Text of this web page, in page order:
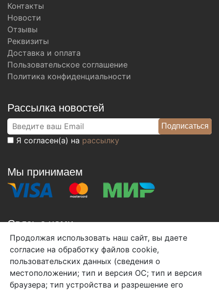
Контакты
Новости
Отзывы
Реквизиты
Доставка и оплата
Пользовательское соглашение
Политика конфиденциальности
Рассылка новостей
Я согласен(а) на рассылку
Мы принимаем
Связь с нами
+7 (495) 933-38-08
info@arben-textile.ru- оптовые продажи
Продолжая использовать наш сайт, вы даете
согласие на обработку файлов cookie,
пользовательских данных (сведения о
местоположении; тип и версия ОС; тип и версия
браузера; тип устройства и разрешение его